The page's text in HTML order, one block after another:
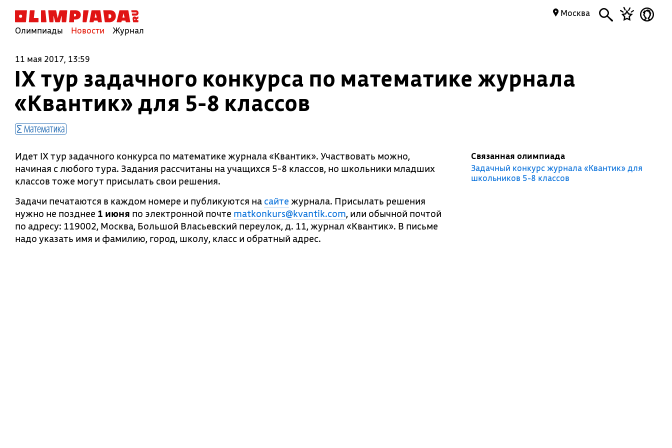
Олимпиады Новости Журнал
Москва
11 мая 2017, 13:59
IX тур задачного конкурса по математике журнала
«Квантик» для 5-8 классов
Математика
Идет IX тур задачного конкурса по математике журнала «Квантик». Участвовать можно,
начиная с любого тура. Задания рассчитаны на учащихся 5-8 классов, но школьники младших
классов тоже могут присылать свои решения.
Задачи печатаются в каждом номере и публикуются на сайте журнала. Присылать решения
нужно не позднее 1 июня по электронной почте matkonkurs@kvantik.com, или обычной почтой
по адресу: 119002, Москва, Большой Власьевский переулок, д. 11, журнал «Квантик». В письме
надо указать имя и фамилию, город, школу, класс и обратный адрес.
Связанная олимпиада
Задачный конкурс журнала «Квантик» для
школьников 5-8 классов